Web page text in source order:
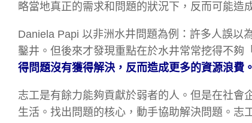
略當地真正的需求和問題的狀況下，反而可能造
Daniela Papi 以非洲水井問題為例：許多人誤以
鑿井。但後來才發現重點在於水井常常挖得不夠
得問題沒有獲得解決，反而造成更多的資源浪費。
志工是有餘力能夠貢獻於弱者的人。但是在社會
生活。找出問題的核心，動手協助解決問題。志